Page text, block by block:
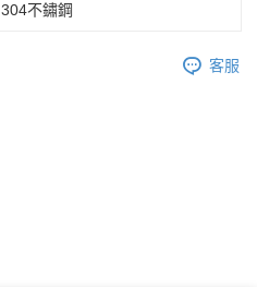
不鏽鋼
客服